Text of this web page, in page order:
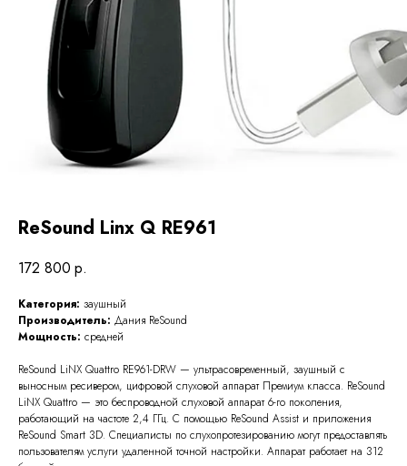
ReSound Linx Q RE961
172 800 р.
Категория: заушный
Производитель: Дания ReSound
Мощность: средней
ReSound LiNX Quattro RE961-DRW — ультрасовременный, заушный с
выносным ресивером, цифровой слуховой аппарат Премиум класса. ReSound
LiNX Quattro — это беспроводной слуховой аппарат 6-го поколения,
работающий на частоте 2,4 ГГц. С помощью ReSound Assist и приложения
ReSound Smart 3D. Специалисты по слухопротезированию могут предоставлять
пользователям услуги удаленной точной настройки. Аппарат работает на 312